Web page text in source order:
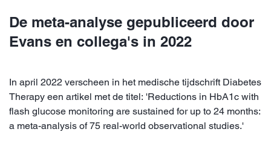
De meta-analyse gepubliceerd door
Evans en collega's in 2022
In april 2022 verscheen in het medische tijdschrift Diabetes
Therapy een artikel met de titel: 'Reductions in HbA1c with
flash glucose monitoring are sustained for up to 24 months:
a meta-analysis of 75 real-world observational studies.'